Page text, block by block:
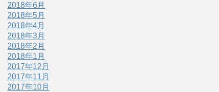
2018年6月
2018年5月
2018年4月
2018年3月
2018年2月
2018年1月
2017年12月
2017年11月
2017年10月